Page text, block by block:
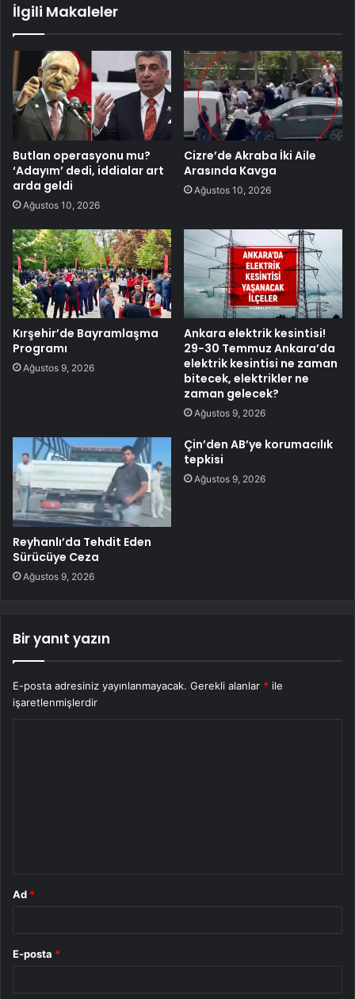
İlgili Makaleler
Butlan operasyonu mu?
‘Adayım’ dedi, iddialar art
arda geldi
Ağustos 10, 2026
Cizre’de Akraba İki Aile
Arasında Kavga
Ağustos 10, 2026
Kırşehir’de Bayramlaşma
Programı
Ağustos 9, 2026
Ankara elektrik kesintisi!
29-30 Temmuz Ankara’da
elektrik kesintisi ne zaman
bitecek, elektrikler ne
zaman gelecek?
Ağustos 9, 2026
Reyhanlı’da Tehdit Eden
Sürücüye Ceza
Ağustos 9, 2026
Çin’den AB’ye korumacılık
tepkisi
Ağustos 9, 2026
Bir yanıt yazın
E-posta adresiniz yayınlanmayacak. Gerekli alanlar * ile
işaretlenmişlerdir
Ad *
E-posta *